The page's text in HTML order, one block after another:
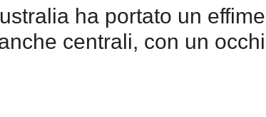
ha portato un
centrali, con un